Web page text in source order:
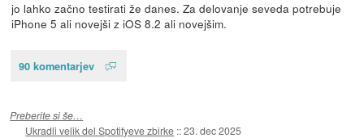
jo lahko začno testirati že danes. Za delovanje seveda potrebuje
iPhone 5 ali novejši z iOS 8.2 ali novejšim.
90 komentarjev
Preberite si še…
Ukradli velik del Spotifyeve zbirke ::23. dec 2025